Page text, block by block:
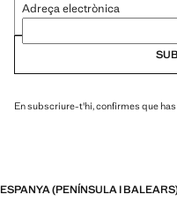
Adreça electrònica
En subscriure-t'hi, confirmes que
ESPANYA (PENÍNSULA I